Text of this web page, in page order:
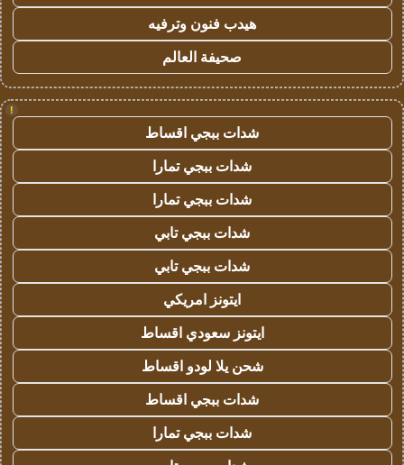
هيدب فنون وترفيه
صحيفة العالم
!
شدات ببجي اقساط
شدات ببجي تمارا
شدات ببجي تمارا
شدات ببجي تابي
شدات ببجي تابي
ايتونز امريكي
ايتونز سعودي اقساط
شحن يلا لودو اقساط
شدات ببجي اقساط
شدات ببجي تمارا